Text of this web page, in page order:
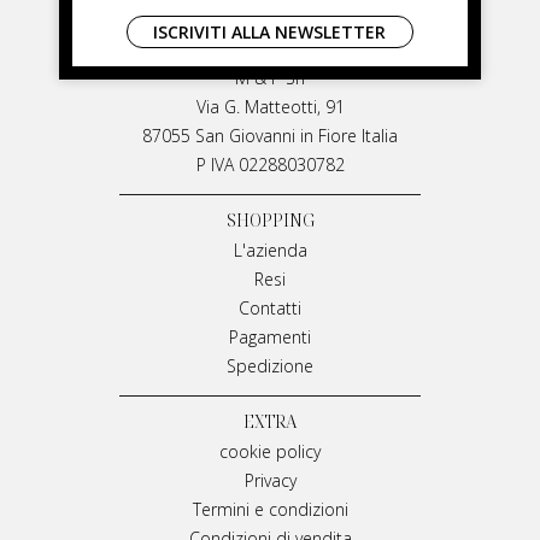
LIVIANA MIRARCHI
M & P Srl
Via G. Matteotti, 91
87055 San Giovanni in Fiore Italia
P IVA 02288030782
SHOPPING
L'azienda
Resi
Contatti
Pagamenti
Spedizione
EXTRA
cookie policy
Privacy
Termini e condizioni
ISCRIVITI ALLA NEWSLETTER